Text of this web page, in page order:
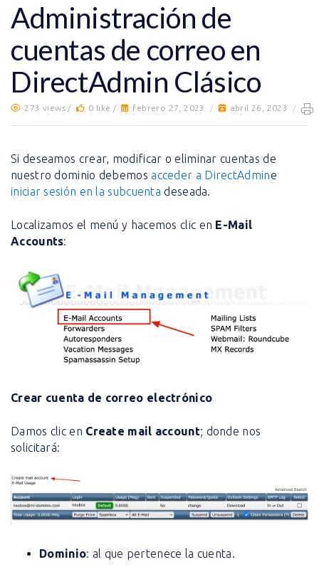
Administración de
cuentas de correo en
DirectAdmin Clásico
273 views / 0 like / febrero 27, 2023 / abril 26, 2023 /
Si deseamos crear, modificar o eliminar cuentas de
nuestro dominio debemos acceder a DirectAdmine
iniciar sesión en la subcuenta deseada.
Localizamos el menú y hacemos clic en E-Mail
Accounts:
Crear cuenta de correo electrónico
Damos clic en Create mail account; donde nos
solicitará:
Dominio: al que pertenece la cuenta.